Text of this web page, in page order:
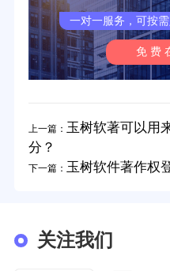
一对一服务，可按
免 费
上一篇： 玉树软著可以用
分？
下一篇： 玉树软件著作权
关注我们